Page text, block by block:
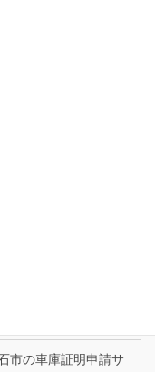
市の車庫証明申請サ